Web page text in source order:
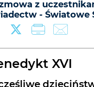
z
- Światowe
XVI